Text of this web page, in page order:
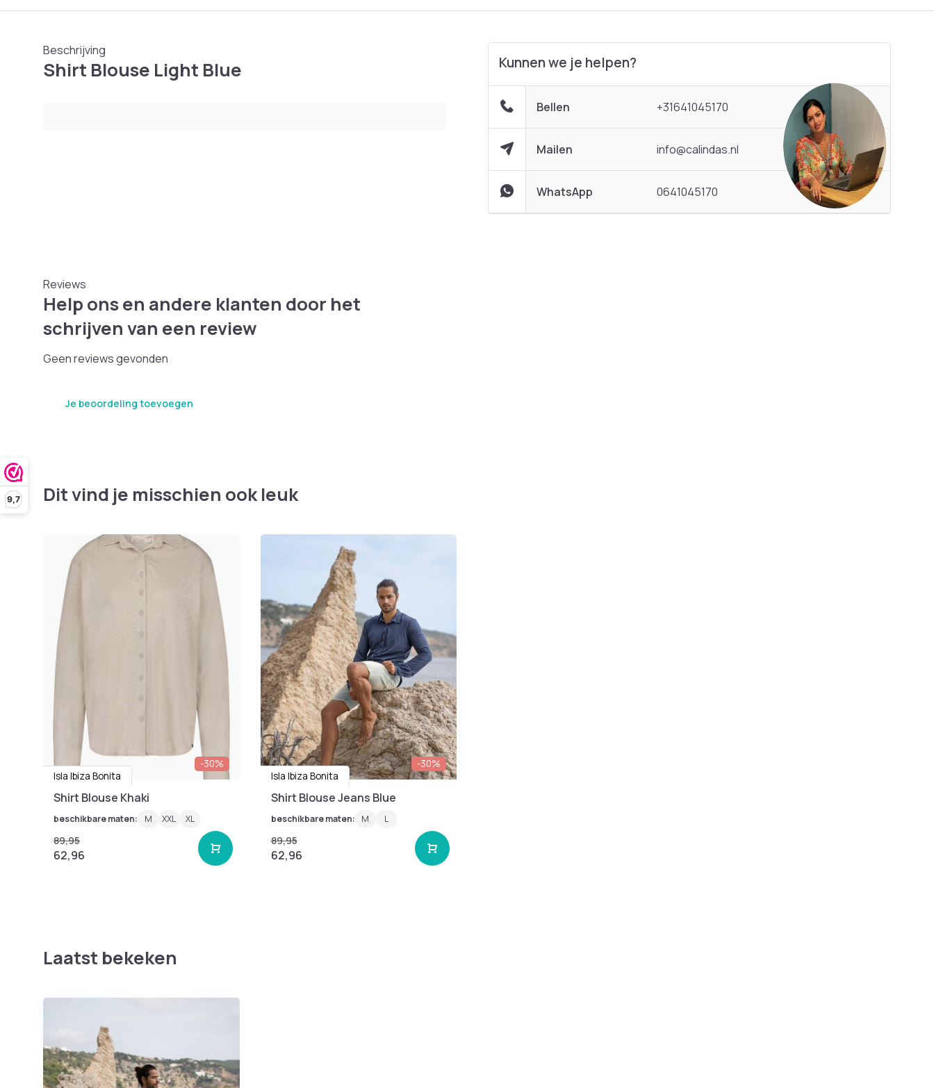
9,7
Beschrijving
Shirt Blouse Light Blue Kunnen we je helpen?
Bellen +31641045170
Mailen info@calindas.nl
WhatsApp 0641045170
Reviews
Help ons en andere klanten door het
schrijven van een review
Geen reviews gevonden
Je beoordeling toevoegen
Dit vind je misschien ook leuk
-30%
Isla Ibiza Bonita
Shirt Blouse Khaki
beschikbare maten: M XXL XL
89,95
62,96
-30%
Isla Ibiza Bonita
Shirt Blouse Jeans Blue
beschikbare maten: M L
89,95
62,96
Laatst bekeken